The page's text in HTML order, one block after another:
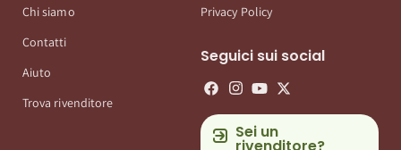
Chi siamo
Contatti
Aiuto
Trova rivenditore
Privacy Policy
Seguici sui social
Sei un